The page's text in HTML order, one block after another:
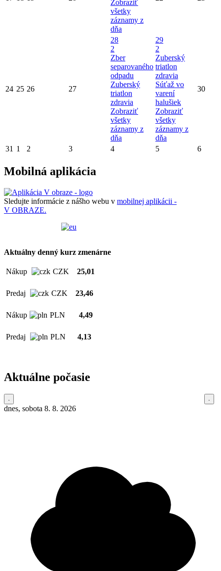
Zobraziť
všetky
záznamy z
dňa
24 25 26 27
28
2
Zber
separovaného
odpadu
Zuberský
triatlon
zdravia
Zobraziť
všetky
záznamy z
dňa
29
2
Zuberský
triatlon
zdravia
Súťaž vo
varení
halušiek
Zobraziť
všetky
záznamy z
dňa
30
31 1 2 3 4 5 6
Mobilná aplikácia
Sledujte informácie z nášho webu v mobilnej aplikácii -
V OBRAZE.
Aktuálny denný kurz zmenárne
Nákup CZK 25,01
Predaj CZK 23,46
Nákup PLN 4,49
Predaj PLN 4,13
Aktuálne počasie
dnes, sobota 8. 8. 2026